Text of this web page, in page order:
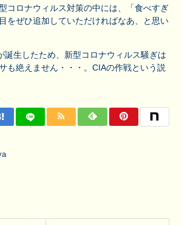
コロナウィルス対策の中には、「食べすぎ
をぜひ追加していただければなあ、と思い
誕生したため、新型コロナウィルス騒ぎは
も絶えません・・・。CIAの作戦という説